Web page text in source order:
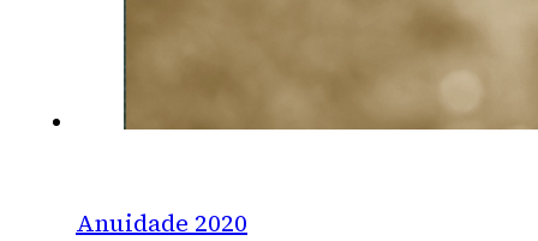
Anuidade 2020